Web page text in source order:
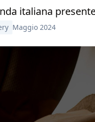
italiana
Maggio 2024